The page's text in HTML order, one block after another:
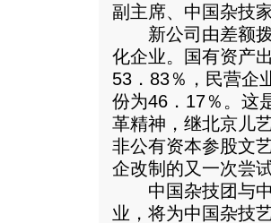
副主席、中国杂技
新公司由差额拨
化企业。国有资产
53．83％，民营企
份为46．17％。这
革精神，继北京儿
非公有资本参股文
企改制的又一次尝试
中国杂技团与中
业，将为中国杂技